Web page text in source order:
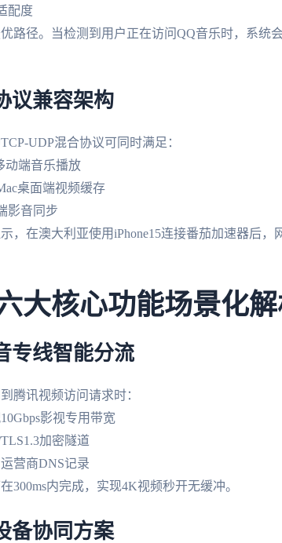
配度
路径。当检测到用户正在访问QQ音乐时，系统
议兼容架构
UDP混合协议可同时满足：
动端音乐播放
桌面端视频缓存
影音同步
，在澳大利亚使用iPhone15连接番茄加速器后
大核心功能场景化
专线智能分流
腾讯视频访问请求时：
影视专用带宽
加密隧道
营商DNS记录
300ms内完成，实现4K视频秒开无缓冲。
备协同方案